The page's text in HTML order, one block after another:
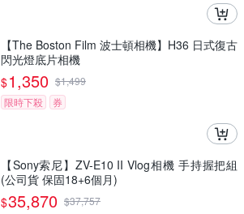
【The Boston Film 波士頓相機】H36 日式復古
閃光燈底片相機
$1,350 $1,499
限時下殺
券
【Sony索尼】ZV-E10 II Vlog相機 手持握把組
(公司貨 保固18+6個月)
$35,870 $37,757